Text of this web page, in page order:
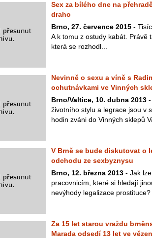
Sex za bílého dne na
draho
Brno, 27. července 2015 -
A k tomu z ostudy kabát. Právě
která se rozhodl...
Nevinně o sexu a víně s
ochutnávkami ve Vinných
Brno/Valtice, 10. dubna 2013
životního stylu a legrace jsou v
hodin zváni do Vinných sklepů
V Brně se bude diskutovat o
odchodu ze sexbyznysu
Brno, 12. března 2013 - Jak
pracovnicím, které si hledají
nevýhody legalizace
Za 15 let starou vraždu
Marada odsedí 13 let ve